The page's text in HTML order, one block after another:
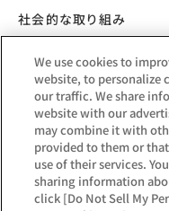
社会的な取り組み
採用情報
グループ会社
We use cookies to
website, to personalize
our traffic. We share
website with our
may combine it with
provided to them or
use of their services.
sharing information
click [Do Not Sell My